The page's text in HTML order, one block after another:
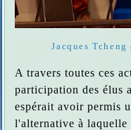
Jacques
A travers toutes ces
participation des élus
espérait avoir permis
l'alternative à laquelle